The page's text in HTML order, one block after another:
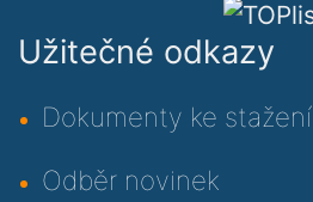
Užitečné odkazy
Dokumenty ke stažení
Odběr novinek